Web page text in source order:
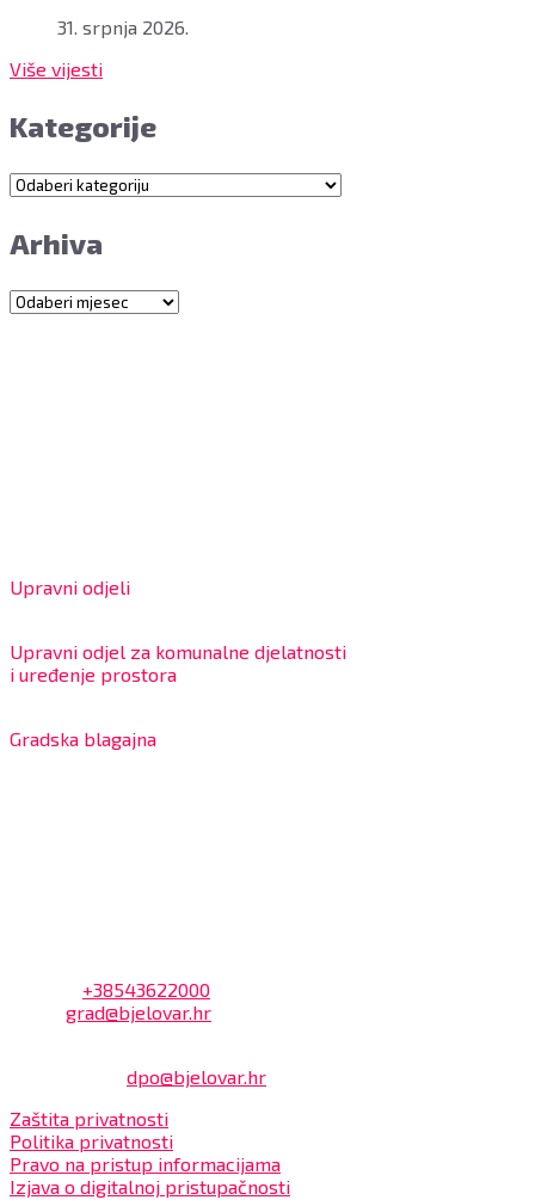
31. srpnja 2026.
Više vijesti
Kategorije
Kategorije
Arhiva
Arhiva
Upravni odjeli
Upravni odjel za komunalne djelatnosti
i uređenje prostora
Gradska blagajna
+38543622000
grad@bjelovar.hr
dpo@bjelovar.hr
Zaštita privatnosti
Politika privatnosti
Pravo na pristup informacijama
Izjava o digitalnoj pristupačnosti